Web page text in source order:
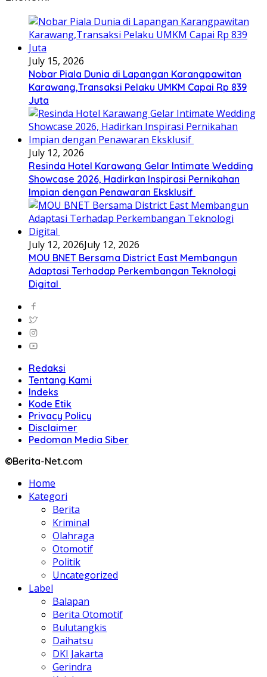
July 15, 2026
Nobar Piala Dunia di Lapangan Karangpawitan
Karawang,Transaksi Pelaku UMKM Capai Rp 839
Juta
July 12, 2026
Resinda Hotel Karawang Gelar Intimate Wedding
Showcase 2026, Hadirkan Inspirasi Pernikahan
Impian dengan Penawaran Eksklusif
July 12, 2026July 12, 2026
MOU BNET Bersama District East Membangun
Adaptasi Terhadap Perkembangan Teknologi
Digital
Redaksi
Tentang Kami
Indeks
Kode Etik
Privacy Policy
Disclaimer
Pedoman Media Siber
©Berita-Net.com
Home
Kategori
Berita
Kriminal
Olahraga
Otomotif
Politik
Uncategorized
Label
Balapan
Berita Otomotif
Bulutangkis
Daihatsu
DKI Jakarta
Gerindra